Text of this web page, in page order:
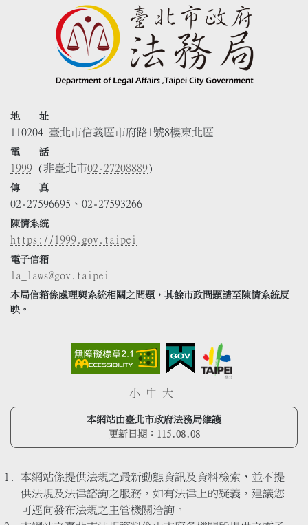
地 址
110204 臺北市信義區市府路1號8樓東北區
電 話
1999 (非臺北市02-27208889)
傳 真
02-27596695、02-27593266
陳情系統
https://1999.gov.taipei
電子信箱
la_laws@gov.taipei
本局信箱係處理與系統相關之問題，其餘市政問題請至陳情系統反
映。
小 中 大
本網站由臺北市政府法務局維護
更新日期： 115.08.08
本網站係提供法規之最新動態資訊及資料檢索，並不提
供法規及法律諮詢之服務，如有法律上的疑義，建議您
可逕向發布法規之主管機關洽詢。